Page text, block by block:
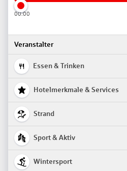
00:00
Veranstalter
Essen & Trinken
Hotelmerkmale & Services
Strand
Sport & Aktiv
Wintersport